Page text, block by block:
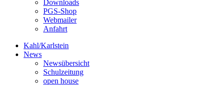
Downloads
PGS-Shop
Webmailer
Anfahrt
Kahl/Karlstein
News
Newsübersicht
Schulzeitung
open house